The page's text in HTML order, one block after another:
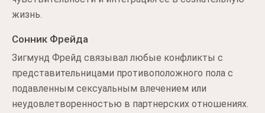
жизнь.
Сонник Фрейда
Зигмунд Фрейд связывал любые конфликты с
представительницами противоположного пола с
подавленным сексуальным влечением или
неудовлетворенностью в партнерских отношениях.